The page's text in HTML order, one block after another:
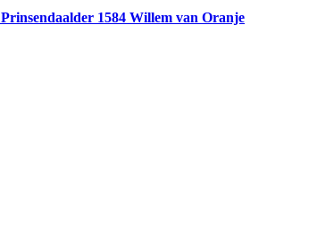
Prinsendaalder 1584 Willem van Oranje